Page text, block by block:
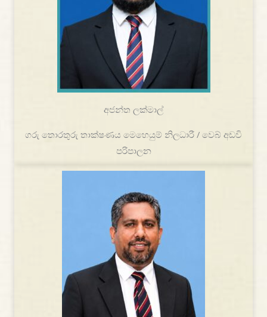
අජන්ත ලක්මාල්
ගරු තොරතුරු තාක්ෂණය මෙහෙයුම් නිලධාරී / වෙබ් අඩවි
පරිපාලන